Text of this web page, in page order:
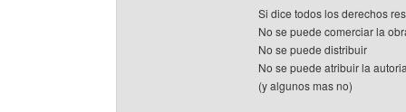
Si dice todos los derechos
No se puede comerciar la
No se puede distribuir
No se puede atribuir la
(y algunos mas no)